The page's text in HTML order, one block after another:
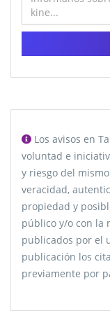
Los avisos en
voluntad e
y riesgo del
veracidad,
propiedad y
público y/o con la
publicados por el
publicación los
previamente por